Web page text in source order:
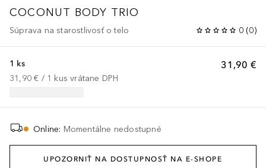
COCONUT BODY TRIO
Súprava na starostlivosť o telo 0 (0)
31,90 €
1 ks
31,90 € / 1 kus vrátane DPH
Online: Momentálne nedostupné
UPOZORNIŤ NA DOSTUPNOSŤ NA E-SHOPE